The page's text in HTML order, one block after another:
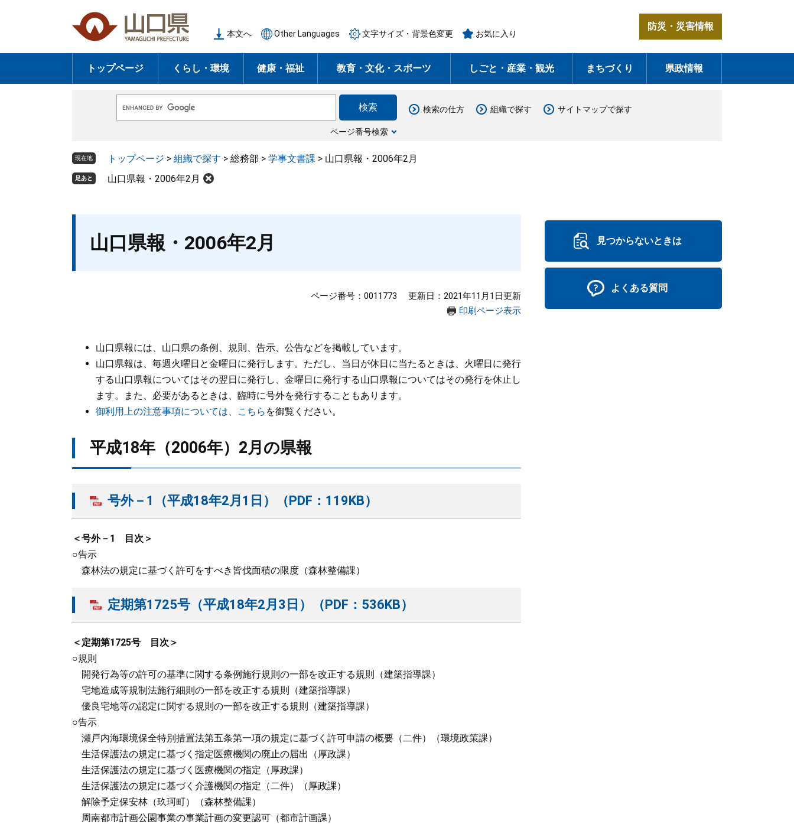
の
頭
ー
飛
本文へ Other Languages 文字サイズ・背景色変更 お気に入り
防災・災害情報
トップページ くらし・環境 健康・福祉 教育・文化・スポーツ しごと・産業・観光 まちづくり 県政情報
o
e
ス
ページ番号検索
検索の仕方 組織で探す サイトマップで探す
現在地 トップページ > 組織で探す > 総務部 > 学事文書課 > 山口県報・2006年2月
足あと 山口県報・2006年2月
山口県報・2006年2月
ページ番号：0011773
更新日：2021年11月1日更新
印刷ページ表示
山口県報には、山口県の条例、規則、告示、公告などを掲載しています。
山口県報は、毎週火曜日と金曜日に発行します。ただし、当日が休日に当たるときは、火曜日に発行
する山口県報についてはその翌日に発行し、金曜日に発行する山口県報についてはその発行を休止し
ます。また、必要があるときは、臨時に号外を発行することもあります。
御利用上の注意事項については、こちら を御覧ください。
平成18年（2006年）2月の県報
号外－1（平成18年2月1日）（PDF：119KB）
＜号外－1 目次＞
○告示
森林法の規定に基づく許可をすべき皆伐面積の限度（森林整備課）
定期第1725号（平成18年2月3日）（PDF：536KB）
＜定期第1725号 目次＞
○規則
開発行為等の許可の基準に関する条例施行規則の一部を改正する規則（建築指導課）
宅地造成等規制法施行細則の一部を改正する規則（建築指導課）
優良宅地等の認定に関する規則の一部を改正する規則（建築指導課）
○告示
瀬戸内海環境保全特別措置法第五条第一項の規定に基づく許可申請の概要（二件）（環境政策課）
生活保護法の規定に基づく指定医療機関の廃止の届出（厚政課）
生活保護法の規定に基づく医療機関の指定（厚政課）
生活保護法の規定に基づく介護機関の指定（二件）（厚政課）
解除予定保安林（玖珂町）（森林整備課）
周南都市計画公園事業の事業計画の変更認可（都市計画課）
見つからないときは
よくある質問